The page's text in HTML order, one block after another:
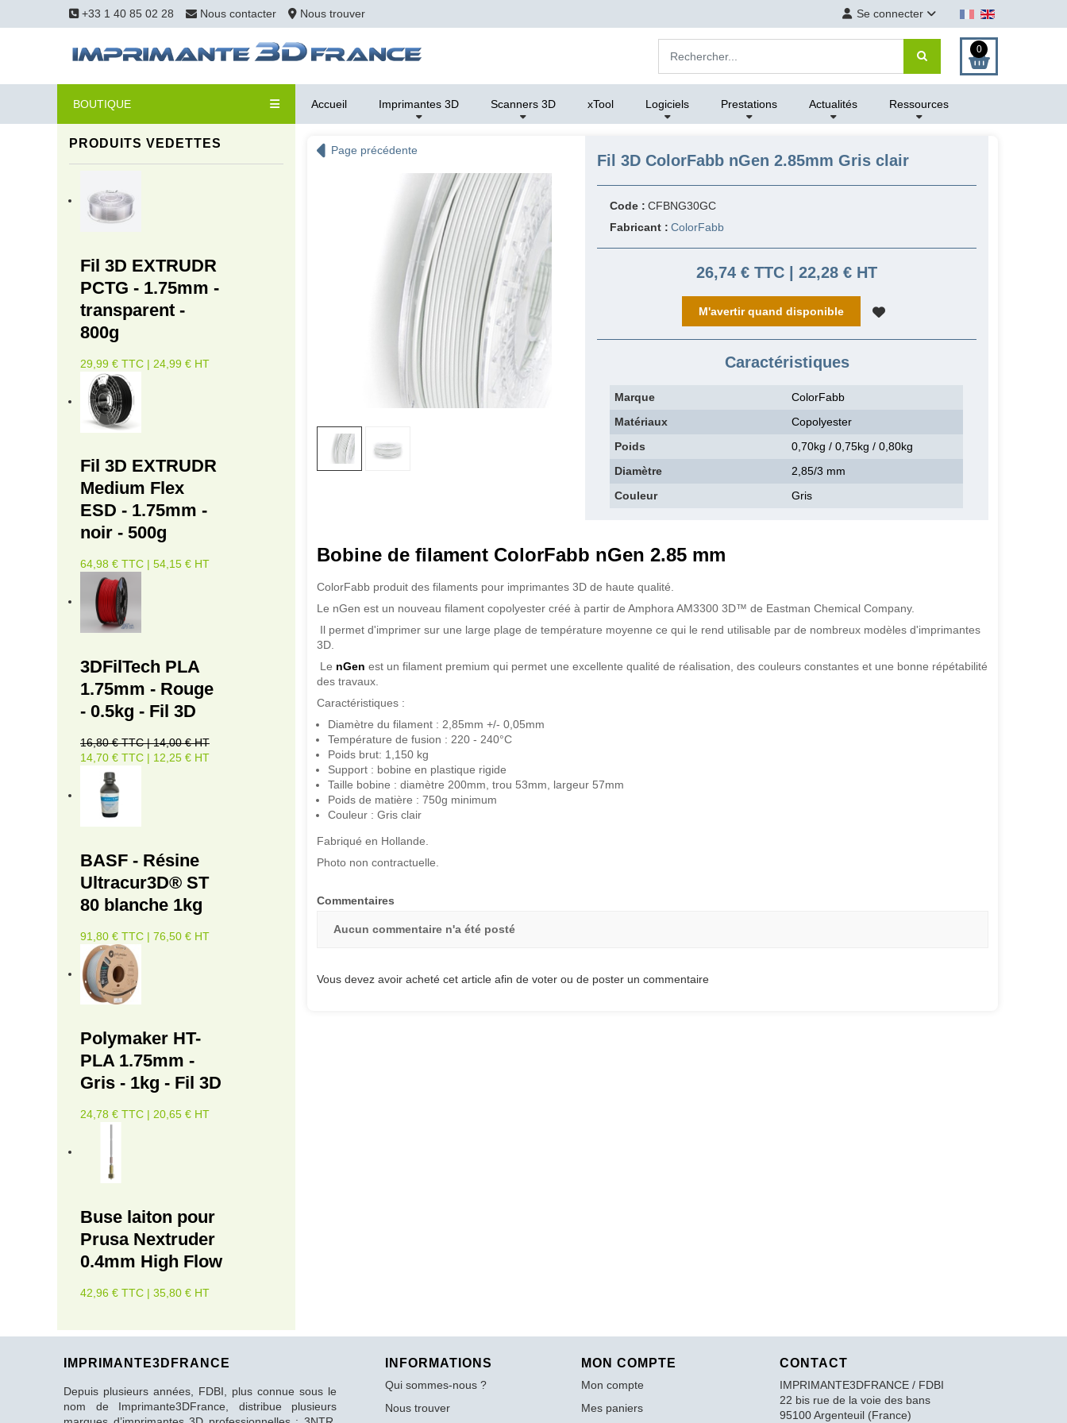
+33 1 40 85 02 28 Nous contacter Nous trouver Se connecter
0
BOUTIQUE Accueil Imprimantes 3D Scanners 3D xTool Logiciels Prestations Actualités Ressources
PRODUITS VEDETTES
Fil 3D EXTRUDR
PCTG - 1.75mm -
transparent -
800g
29,99 € TTC | 24,99 € HT
Fil 3D EXTRUDR
Medium Flex
ESD - 1.75mm -
noir - 500g
64,98 € TTC | 54,15 € HT
3DFilTech PLA
1.75mm - Rouge
- 0.5kg - Fil 3D
16,80 € TTC | 14,00 € HT
14,70 € TTC | 12,25 € HT
BASF - Résine
Ultracur3D® ST
80 blanche 1kg
91,80 € TTC | 76,50 € HT
Polymaker HT-
PLA 1.75mm -
Gris - 1kg - Fil 3D
24,78 € TTC | 20,65 € HT
Buse laiton pour
Prusa Nextruder
0.4mm High Flow
42,96 € TTC | 35,80 € HT
Page précédente
Fil 3D ColorFabb nGen 2.85mm Gris clair
Code :CFBNG30GC
Fabricant :ColorFabb
26,74 € TTC | 22,28 € HT
M'avertir quand disponible
Caractéristiques
Marque
ColorFabb
Matériaux
Copolyester
Poids
0,70kg / 0,75kg / 0,80kg
Diamètre
2,85/3 mm
Couleur
Gris
Bobine de filament ColorFabb nGen 2.85 mm
ColorFabb produit des filaments pour imprimantes 3D de haute qualité.
Le nGen est un nouveau filament copolyester créé à partir de Amphora AM3300 3D™ de Eastman Chemical Company.
Il permet d'imprimer sur une large plage de température moyenne ce qui le rend utilisable par de nombreux modèles d'imprimantes
3D.
Le nGen est un filament premium qui permet une excellente qualité de réalisation, des couleurs constantes et une bonne répétabilité
des travaux.
Caractéristiques :
Diamètre du filament : 2,85mm +/- 0,05mm
Température de fusion : 220 - 240°C
Poids brut: 1,150 kg
Support : bobine en plastique rigide
Taille bobine : diamètre 200mm, trou 53mm, largeur 57mm
Poids de matière : 750g minimum
Couleur : Gris clair
Fabriqué en Hollande.
Photo non contractuelle.
Commentaires
Aucun commentaire n'a été posté
Vous devez avoir acheté cet article afin de voter ou de poster un commentaire
IMPRIMANTE3DFRANCE
Depuis plusieurs années, FDBI, plus connue sous le
nom de Imprimante3DFrance, distribue plusieurs
INFORMATIONS
Qui sommes-nous ?
Nous trouver
MON COMPTE
Mon compte
Mes paniers
CONTACT
IMPRIMANTE3DFRANCE / FDBI
22 bis rue de la voie des bans
95100 Argenteuil (France)